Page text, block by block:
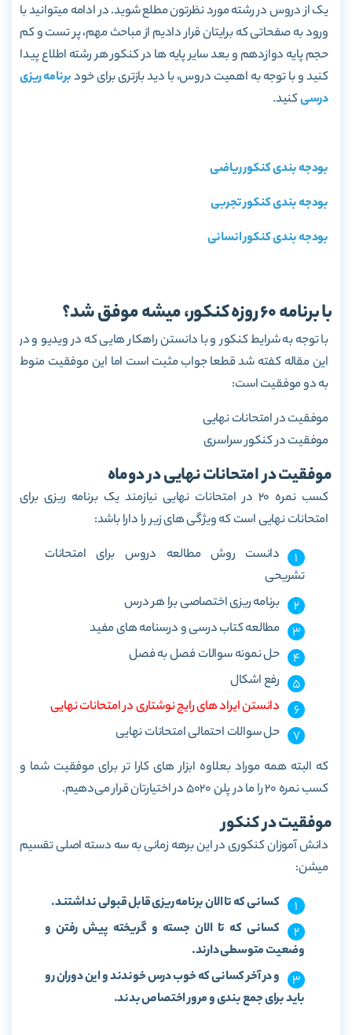
یک از دروس در رشته مورد نظرتون مطلع شوید. در ادامه میتوانید با
ورود به صفحاتی که برایتان قرار دادیم از مباحث مهم، پر تست و کم
حجم پایه دوازدهم و بعد سایر پایه ها در کنکور هر رشته اطلاع پیدا
کنید و با توجه به اهمیت دروس، با دید بازتری برای خودبرنامه ریزی
درسیکنید.
بودجه بندی کنکور ریاضی
بودجه بندی کنکور تجربی
بودجه بندی کنکور انسانی
با برنامه 60 روزه کنکور، میشه موفق شد؟
با توجه به شرایط کنکور و با دانستن راهکار هایی که در ویدیو و در
این مقاله کفته شد قطعا جواب مثبت است اما این موفقیت منوط
به دو موفقیت است:
موفقیت در امتحانات نهایی
موفقیت در کنکور سراسری
موفقیت در امتحانات نهایی در دوماه
کسب نمره 20 در امتحانات نهایی نیازمند یک برنامه ریزی برای
امتحانات نهایی است که ویژگی های زیر را دارا باشد:
دانست روش مطالعه دروس برای امتحانات
تشریحی
برنامه ریزی اختصاصی برا هر درس
مطالعه کتاب درسی و درسنامه های مفید
حل نمونه سوالات فصل به فصل
رفع اشکال
دانستن ایراد های رایج نوشتاری در امتحانات نهایی
حل سوالات احتمالی امتحانات نهایی
که البته همه موراد بعلاوه ابزار های کارا تر برای موفقیت شما و
کسب نمره 20 را ما در پلن 5020 در اختیارتان قرار می‌دهیم.
موفقیت در کنکور
دانش آموزان کنکوری در این برهه زمانی به سه دسته اصلی تقسیم
میشن:
کسانی که تا الان برنامه ریزی قابل قبولی نداشتند.
کسانی که تا الان جسته و گریخته پیش رفتن و
وضعیت متوسطی دارند.
و در آخر کسانی که خوب درس خوندند و این دوران رو
باید برای جمع بندی و مرور اختصاص بدند.